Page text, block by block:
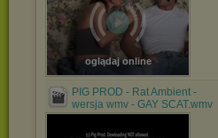
oglądaj online
PIG PROD - Rat Ambient -
wersja wmv - GAY SCAT.wmv